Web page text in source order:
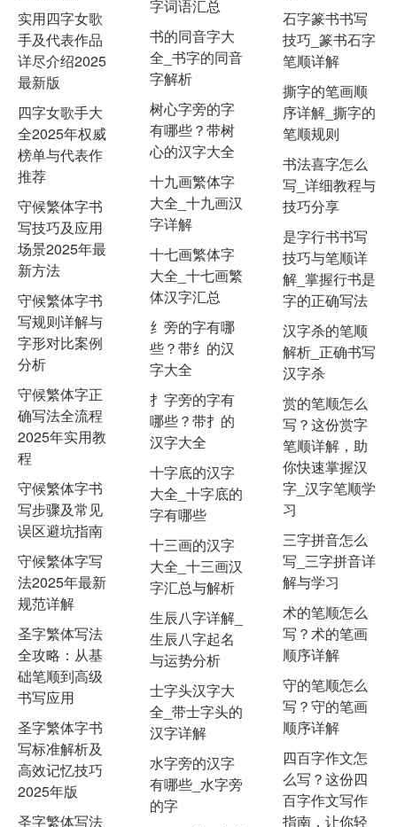
实用四字女歌
手及代表作品
详尽介绍2025
最新版
四字女歌手大
全2025年权威
榜单与代表作
推荐
守候繁体字书
写技巧及应用
场景2025年最
新方法
守候繁体字书
写规则详解与
字形对比案例
分析
守候繁体字正
确写法全流程
2025年实用教
程
守候繁体字书
写步骤及常见
误区避坑指南
守候繁体字写
法2025年最新
规范详解
圣字繁体写法
全攻略：从基
础笔顺到高级
书写应用
圣字繁体字书
写标准解析及
高效记忆技巧
2025年版
圣字繁体写法
字词语汇总
书的同音字大
全_书字的同音
字解析
树心字旁的字
有哪些？带树
心的汉字大全
十九画繁体字
大全_十九画汉
字详解
十七画繁体字
大全_十七画繁
体汉字汇总
纟旁的字有哪
些？带纟的汉
字大全
扌字旁的字有
哪些？带扌的
汉字大全
十字底的汉字
大全_十字底的
字有哪些
十三画的汉字
大全_十三画汉
字汇总与解析
生辰八字详解_
生辰八字起名
与运势分析
士字头汉字大
全_带士字头的
汉字详解
水字旁的汉字
有哪些_水字旁
的字
石字篆书书写
技巧_篆书石字
笔顺详解
撕字的笔画顺
序详解_撕字的
笔顺规则
书法喜字怎么
写_详细教程与
技巧分享
是字行书书写
技巧与笔顺详
解_掌握行书是
字的正确写法
汉字杀的笔顺
解析_正确书写
汉字杀
赏的笔顺怎么
写？这份赏字
笔顺详解，助
你快速掌握汉
字_汉字笔顺学
习
三字拼音怎么
写_三字拼音详
解与学习
术的笔顺怎么
写？术的笔画
顺序详解
守的笔顺怎么
写？守的笔画
顺序详解
四百字作文怎
么写？这份四
百字作文写作
指南，让你轻